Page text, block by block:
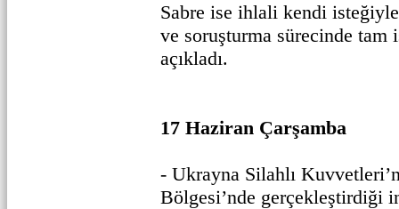
Sabre ise ihlali kendi
ve soruşturma sürecinde tam
açıkladı.
17 Haziran Çarşamba
- Ukrayna Silahlı
Bölgesi’nde gerçekleştirdiği